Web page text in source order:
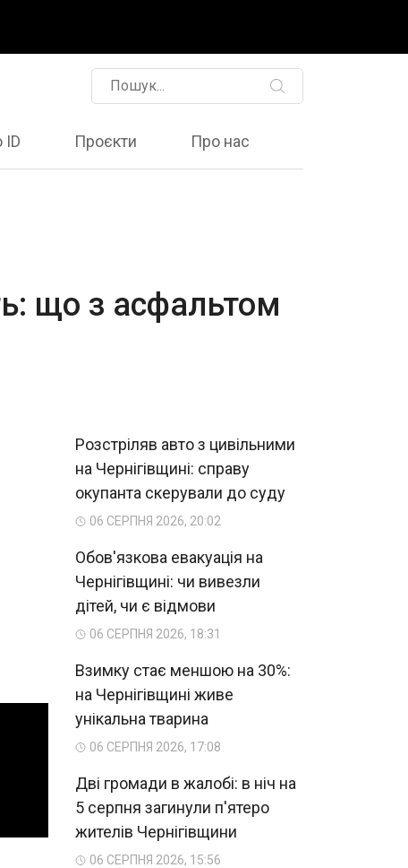
ID Проєкти Про нас
що з асфальтом
Розстріляв авто з цивільними
на Чернігівщині: справу
окупанта скерували до суду
06 СЕРПНЯ 2026, 20:02
Обов'язкова евакуація на
Чернігівщині: чи вивезли
дітей, чи є відмови
06 СЕРПНЯ 2026, 18:31
Взимку стає меншою на 30%:
на Чернігівщині живе
унікальна тварина
06 СЕРПНЯ 2026, 17:08
Дві громади в жалобі: в ніч на
5 серпня загинули п'ятеро
жителів Чернігівщини
06 СЕРПНЯ 2026, 15:56